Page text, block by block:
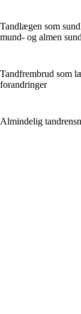
Tandlægen som
mund- og almen
Tandfrembrud som
forandringer
Almindelig